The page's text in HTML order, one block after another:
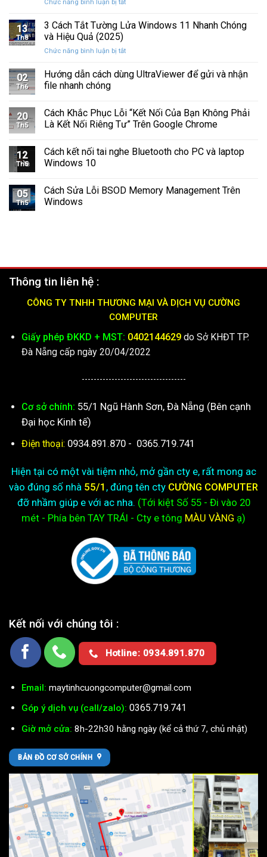
Cứng
Hỏng
Hình
Giác
Trên
C
Chức năng bình luận bị tắtở
Sửa
Âm
Khi
11
13
Th8
3 Cách Tắt Tường Lửa Windows 11 Nhanh Chóng
và Hiệu Quả (2025)
Chức năng bình luận bị tắtở
Cách
Tắt
Windows
11
và
02
Th6
Hướng dẫn cách dùng UltraViewer để gửi và nhận
file nhanh chóng
20
Th5
Cách Khắc Phục Lỗi “Kết Nối Của Bạn Không Phải
Là Kết Nối Riêng Tư” Trên Google Chrome
12
Th5
Cách kết nối tai nghe Bluetooth cho PC và laptop
Windows 10
05
Th5
Cách Sửa Lỗi BSOD Memory Management Trên
Windows
Thông tin liên hệ :
CÔNG TY TNHH THƯƠNG MẠI VÀ DỊCH VỤ CƯỜNG
COMPUTER
Giấy phép ĐKKD + MST: 0402144629do Sở KHĐT TP.
Đà Nẵng cấp ngày 20/04/2022
-----------------------------------
Cơ sở chính: 55/1 Ngũ Hành Sơn, Đà Nẵng (Bên cạnh
Đại học Kinh tế)
Điện thoại: 0934.891.870 - 0365.719.741
Hiện tại có một vài tiệm nhỏ, mở gần cty e, rất mong ac
vào đúng số nhà 55/1 , đúng tên cty CƯỜNG COMPUTER
đỡ nhầm giúp e với ac nha. (Tới kiệtSố 55 - Đi vào 20
mét - Phía bên TAY TRÁI - Cty e tông MÀU VÀNG ạ)
Kết nối với chúng tôi :
Hotline: 0934.891.870
Email: maytinhcuongcomputer@gmail.com
Góp ý dịch vụ (call/zalo): 0365.719.741
Giờ mở cửa: 8h-22h30 hằng ngày (kể cả thứ 7, chủ nhật)
BẢN ĐỒ CƠ SỞ CHÍNH